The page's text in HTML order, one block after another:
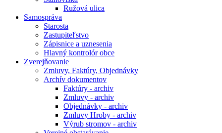
Ružová ulica
Samospráva
Starosta
Zastupiteľstvo
Zápisnice a uznesenia
Hlavný kontrolór obce
Zverejňovanie
Zmluvy, Faktúry, Objednávky
Archív dokumentov
Faktúry - archiv
Zmluvy - archiv
Objednávky - archiv
Zmluvy Hroby - archiv
Výrub stromov - archiv